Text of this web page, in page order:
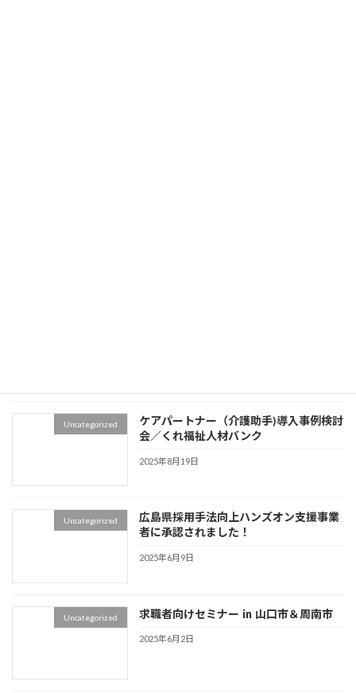
Uncategorized
ケアパートナー（介護助手)導入事例検討
会／くれ福祉人材バンク
2025年8月19日
Uncategorized
広島県採用手法向上ハンズオン支援事業
者に承認されました！
2025年6月9日
Uncategorized 求職者向けセミナー ㏌ 山口市＆周南市
2025年6月2日